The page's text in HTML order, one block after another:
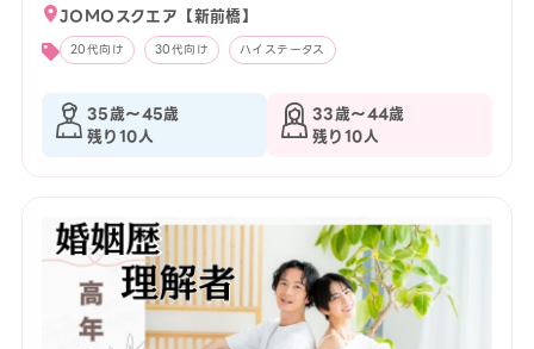
JOMOスクエア【新前橋】
20代向け 30代向け ハイステータス
35歳〜45歳
残り10人
33歳〜44歳
残り10人